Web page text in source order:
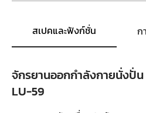
สเปคและฟังก์ชั่น ก
จักรยานออกกำลังกายนั่งปั่
LU-59